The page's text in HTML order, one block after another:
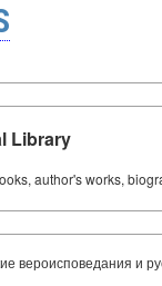
Library
author's works,
вероисповедания и